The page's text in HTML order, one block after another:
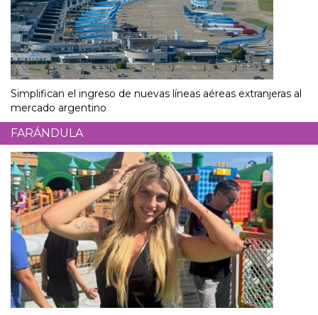
Simplifican el ingreso de nuevas líneas aéreas extranjeras al
mercado argentino
FARÁNDULA